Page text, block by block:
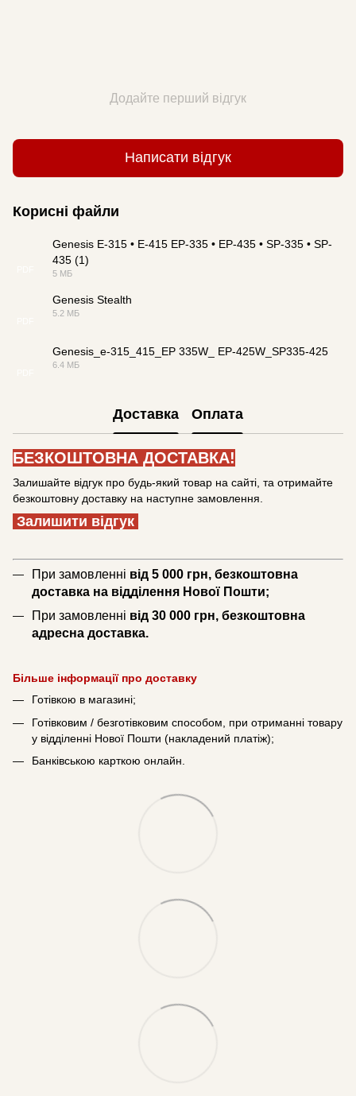
Додайте перший відгук
Написати відгук
Корисні файли
Genesis E-315 • E-415 EP-335 • EP-435 • SP-335 • SP-
435 (1)
5 МБ
Genesis Stealth
5.2 МБ
Genesis_e-315_415_EP 335W_ EP-425W_SP335-425
6.4 МБ
Доставка Оплата
БЕЗКОШТОВНА ДОСТАВКА!
Залишайте відгук про будь-який товар на сайті, та отримайте
безкоштовну доставку на наступне замовлення.
Залишити відгук
При замовленні від 5 000 грн, безкоштовна
доставка на відділення Нової Пошти;
При замовленні від 30 000 грн, безкоштовна
адресна доставка.
Більше інформації про доставку
Готівкою в магазині;
Готівковим / безготівковим способом, при отриманні товару
у відділенні Нової Пошти (накладений платіж);
Банківською карткою онлайн.